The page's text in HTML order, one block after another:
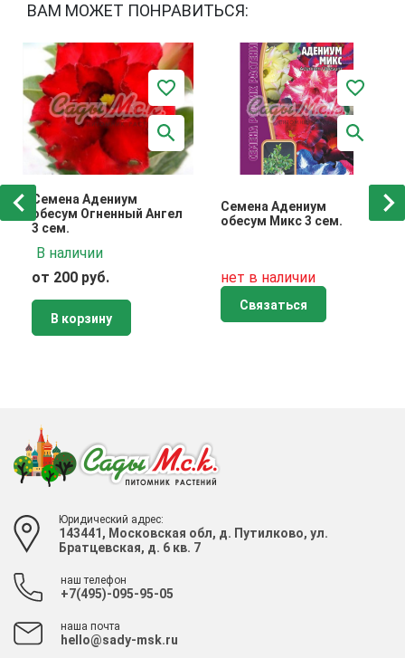
ВАМ МОЖЕТ ПОНРАВИТЬСЯ:
Семена Адениум
обесум Огненный Ангел
3 сем.
В наличии
от 200 руб.
В корзину
Семена Адениум
обесум Микс 3 сем.
нет в наличии
Связаться
Юридический адрес:
143441, Московская обл, д. Путилково, ул.
Братцевская, д. 6 кв. 7
наш телефон
+7(495)-095-95-05
наша почта
hello@sady-msk.ru